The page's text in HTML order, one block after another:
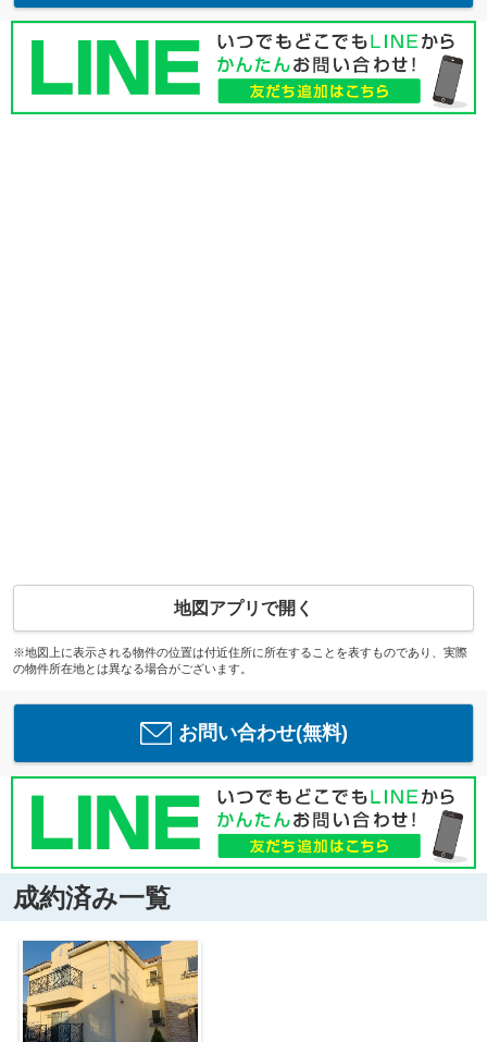
地図アプリで開く
※地図上に表示される物件の位置は付近住所に所在することを表すものであり、実際
の物件所在地とは異なる場合がございます。
お問い合わせ(無料)
成約済み一覧